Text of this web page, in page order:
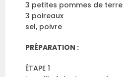
3 petites pommes de terre
3 poireaux
sel, poivre
PRÉPARATION :
ÉTAPE 1